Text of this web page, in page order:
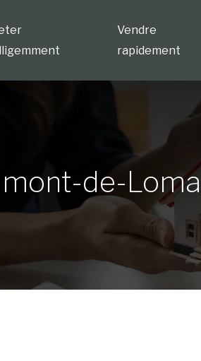
Vendre
rapidement
de-